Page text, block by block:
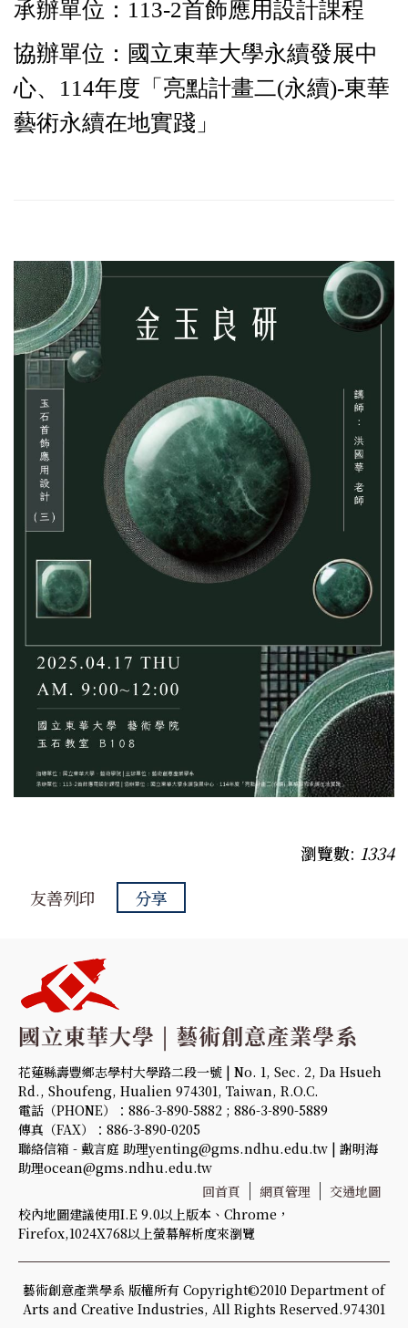
承辦單位：113-2首飾應用設計課程
協辦單位：國立東華大學永續發展中
心、114年度「亮點計畫二(永續)-東華
藝術永續在地實踐」
瀏覽數: 1334
友善列印
分享
花蓮縣壽豐鄉志學村大學路二段一號 | No. 1, Sec. 2, Da Hsueh
Rd., Shoufeng, Hualien 974301, Taiwan, R.O.C.
電話（PHONE）：886-3-890-5882 ; 886-3-890-5889
傳真（FAX）：886-3-890-0205
聯絡信箱 - 戴言庭 助理yenting@gms.ndhu.edu.tw | 謝明海
助理ocean@gms.ndhu.edu.tw
回首頁
網頁管理
交通地圖
校內地圖建議使用I.E 9.0以上版本、Chrome，
Firefox,1024X768以上螢幕解析度來瀏覽
藝術創意產業學系 版權所有 Copyright©2010 Department of
Arts and Creative Industries, All Rights Reserved.974301